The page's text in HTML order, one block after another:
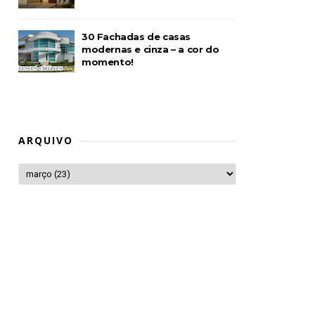
30 Fachadas de casas
modernas e cinza – a cor do
momento!
ARQUIVO